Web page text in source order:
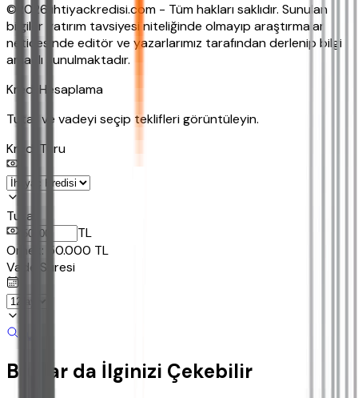
©2026 ihtiyackredisi.com - Tüm hakları saklıdır. Sunulan
bilgiler yatırım tavsiyesi niteliğinde olmayıp araştırmalar
neticesinde editör ve yazarlarımız tarafından derlenip bilgi
amaçlı sunulmaktadır.
Kredi Hesaplama
Tutar ve vadeyi seçip teklifleri görüntüleyin.
Kredi Turu
Tutar
TL
Ornek: 50.000 TL
Vade Süresi
Bunlar da İlginizi Çekebilir